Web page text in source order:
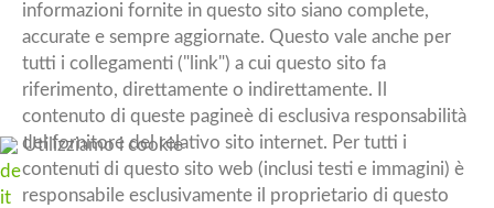
informazioni fornite in questo sito siano complete,
accurate e sempre aggiornate. Questo vale anche per
tutti i collegamenti ("link") a cui questo sito fa
riferimento, direttamente o indirettamente. Il
contenuto di queste pagineè di esclusiva responsabilità
del fornitore del relativo sito internet. Per tutti i
contenuti di questo sito web (inclusi testi e immagini) è
responsabile esclusivamente il proprietario di questo
Utilizziamo i cookie
de
it